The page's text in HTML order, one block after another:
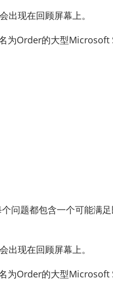
现在回顾屏幕上。
Order的大型Microsoft
问题都包含一个可能满
现在回顾屏幕上。
Order的大型Microsoft